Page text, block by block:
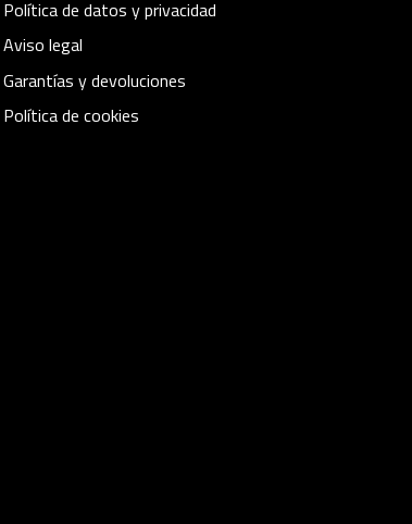
Política de datos y privacidad
Aviso legal
Garantías y devoluciones
Política de cookies